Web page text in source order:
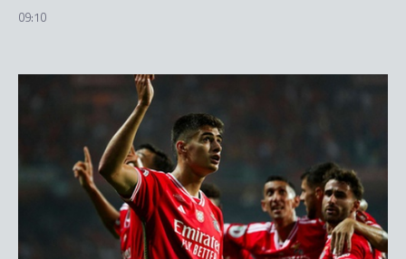
09:10